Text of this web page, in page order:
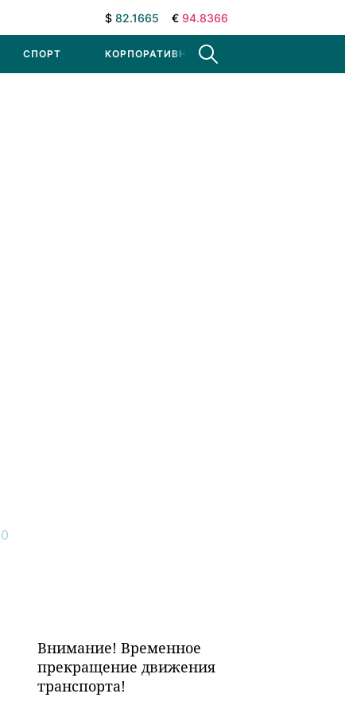
$ 82.1665 € 94.8366
СПОРТ КОРПОРАТИВНЫЕ НОВОСТИ
Внимание! Временное
прекращение движения
транспорта!